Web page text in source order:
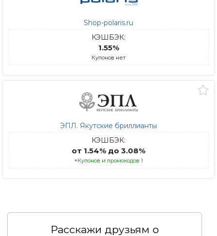
Shop-polaris.ru
КЭШБЭК:
1.55%
Купонов нет
ЭПЛ. Якутские бриллианты
КЭШБЭК:
от 1.54% до 3.08%
+Купонов и промокодов 1
Расскажи друзьям о